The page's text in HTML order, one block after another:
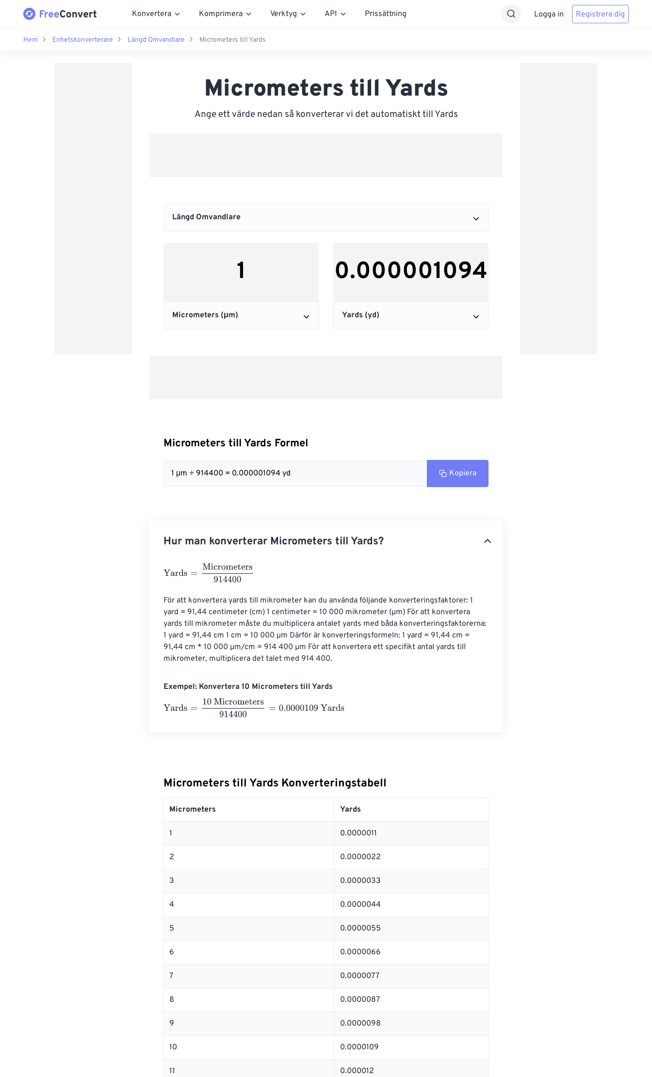
Konvertera Komprimera Verktyg API Prissättning Logga in Registrera dig
Hem Enhetskonverterare Längd Omvandlare Micrometers till Yards
Micrometers till Yards
Ange ett värde nedan så konverterar vi det automatiskt till Yards
Micrometers till Yards Formel
1 μm ÷ 914400 = 0.000001094 yd Kopiera
Hur man konverterar Micrometers till Yards?
Yards Micrometers914400
För att konvertera yards till mikrometer kan du använda följande konverteringsfaktorer: 1
yard = 91,44 centimeter (cm) 1 centimeter = 10 000 mikrometer (µm) För att konvertera
yards till mikrometer måste du multiplicera antalet yards med båda konverteringsfaktorerna:
1 yard = 91,44 cm 1 cm = 10 000 µm Därför är konverteringsformeln: 1 yard = 91,44 cm =
91,44 cm * 10 000 µm/cm = 914 400 µm För att konvertera ett specifikt antal yards till
mikrometer, multiplicera det talet med 914 400.
Exempel: Konvertera 10 Micrometers till Yards
Yards
10 Micrometers914400 0.0000109 Yards
Micrometers till Yards Konverteringstabell
Micrometers Yards
1 0.0000011
2 0.0000022
3 0.0000033
4 0.0000044
5 0.0000055
6 0.0000066
7 0.0000077
8 0.0000087
9 0.0000098
10 0.0000109
11 0.000012